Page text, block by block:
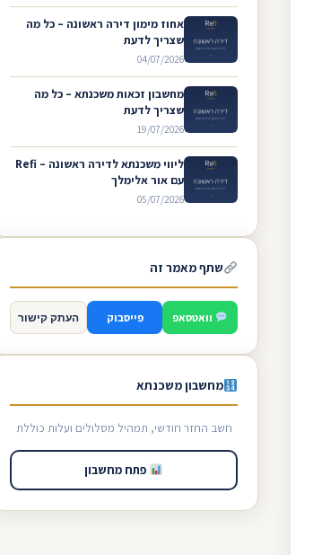
אחוז מימון דירה ראשונה – כל מה
שצריך לדעת
04/07/2026
מחשבון זכאות משכנתא – כל מה
שצריך לדעת
19/07/2026
ליווי משכנתא לדירה ראשונה – Refi
עם אור אלימלך
05/07/2026
שתף מאמר זה
וואטסאפ פייסבוק העתק קישור
מחשבון משכנתא
חשב החזר חודשי, תמהיל מסלולים ועלות כוללת
פתח מחשבון